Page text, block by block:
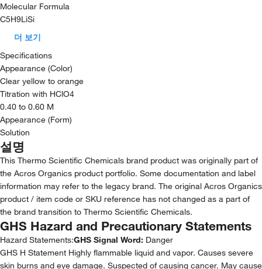
Molecular Formula
C5H9LiSi
더 보기
Specifications
Appearance (Color)
Clear yellow to orange
Titration with HClO4
0.40 to 0.60 M
Appearance (Form)
Solution
설명
This Thermo Scientific Chemicals brand product was originally part of
the Acros Organics product portfolio. Some documentation and label
information may refer to the legacy brand. The original Acros Organics
product / item code or SKU reference has not changed as a part of
the brand transition to Thermo Scientific Chemicals.
GHS Hazard and Precautionary Statements
Hazard Statements:GHS Signal Word: Danger
GHS H Statement Highly flammable liquid and vapor. Causes severe
skin burns and eye damage. Suspected of causing cancer. May cause